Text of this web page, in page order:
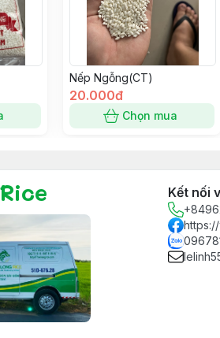
Nếp Ngỗng(CT)
20.000đ
Chọn mua
Kết nối